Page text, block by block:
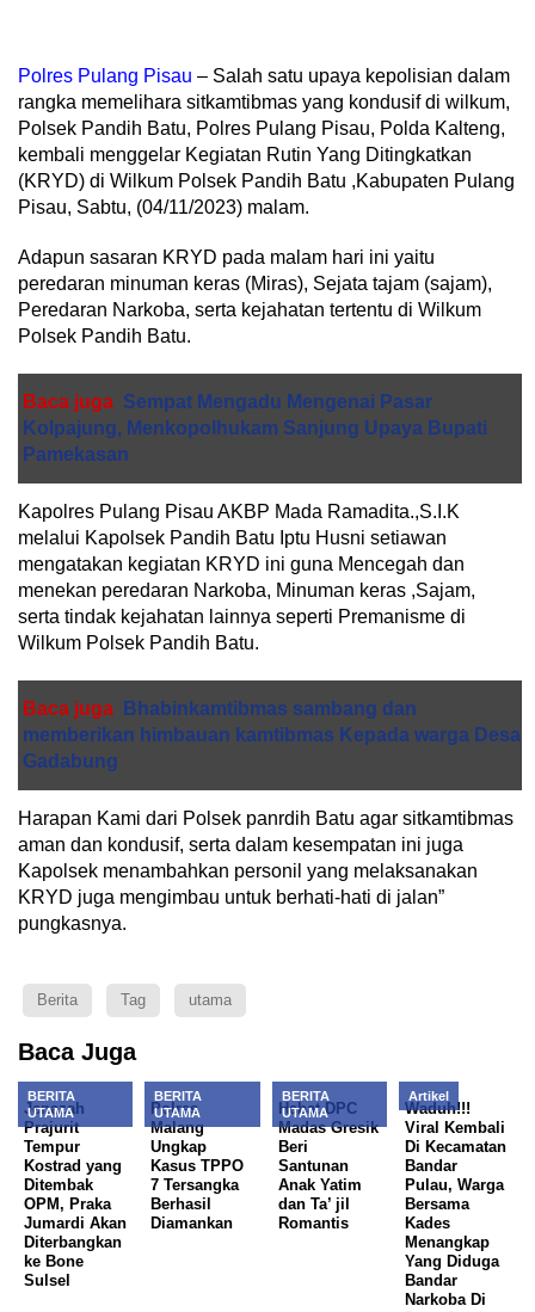
Polres Pulang Pisau – Salah satu upaya kepolisian dalam
rangka memelihara sitkamtibmas yang kondusif di wilkum,
Polsek Pandih Batu, Polres Pulang Pisau, Polda Kalteng,
kembali menggelar Kegiatan Rutin Yang Ditingkatkan
(KRYD) di Wilkum Polsek Pandih Batu ,Kabupaten Pulang
Pisau, Sabtu, (04/11/2023) malam.
Adapun sasaran KRYD pada malam hari ini yaitu
peredaran minuman keras (Miras), Sejata tajam (sajam),
Peredaran Narkoba, serta kejahatan tertentu di Wilkum
Polsek Pandih Batu.
Baca juga Sempat Mengadu Mengenai Pasar
Kolpajung, Menkopolhukam Sanjung Upaya Bupati
Pamekasan
Kapolres Pulang Pisau AKBP Mada Ramadita.,S.I.K
melalui Kapolsek Pandih Batu Iptu Husni setiawan
mengatakan kegiatan KRYD ini guna Mencegah dan
menekan peredaran Narkoba, Minuman keras ,Sajam,
serta tindak kejahatan lainnya seperti Premanisme di
Wilkum Polsek Pandih Batu.
Baca juga
Bhabinkamtibmas sambang dan
memberikan himbauan kamtibmas Kepada warga Desa
Gadabung
Harapan Kami dari Polsek panrdih Batu agar sitkamtibmas
aman dan kondusif, serta dalam kesempatan ini juga
Kapolsek menambahkan personil yang melaksanakan
KRYD juga mengimbau untuk berhati-hati di jalan”
pungkasnya.
Berita Tag utama
Baca Juga
BERITA
UTAMA
Jenazah
Prajurit
Tempur
Kostrad yang
Ditembak
OPM, Praka
Jumardi Akan
Diterbangkan
ke Bone
Sulsel
BERITA
UTAMA
Polres
Malang
Ungkap
Kasus TPPO
7 Tersangka
Berhasil
Diamankan
BERITA
UTAMA
Hebat DPC
Madas Gresik
Beri
Santunan
Anak Yatim
dan Ta’ jil
Romantis
Artikel
Waduh!!!
Viral Kembali
Di Kecamatan
Bandar
Pulau, Warga
Bersama
Kades
Menangkap
Yang Diduga
Bandar
Narkoba Di